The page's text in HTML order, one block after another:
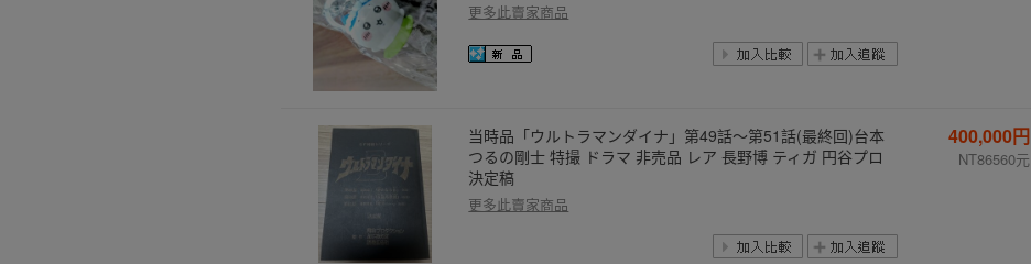
更多此賣家商品
当時品「ウルトラマンダイナ」第49話〜第51話(最終回)台本
つるの剛士 特撮 ドラマ 非売品 レア 長野博 ティガ 円谷プロ
決定稿
更多此賣家商品
400,000円
NT86560元